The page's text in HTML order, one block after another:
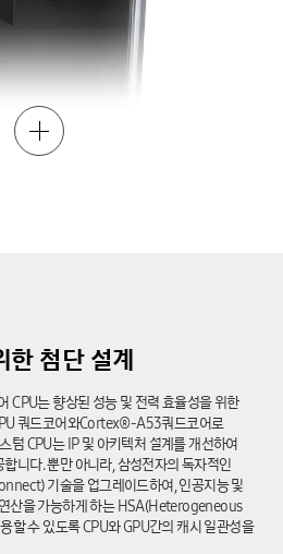
한첨단 설계
CPU는 향상된 성능 및 전력 효율성을 위한
쿼드코어와Cortex®-A53쿼드코어로
텀 CPU는 IP 및 아키텍처 설계를 개선하여
니다. 뿐만 아니라, 삼성전자의 독자적인
기술을 업그레이드하여, 인공지능 및
산을 가능하게 하는 HSA(Heterogeneous
수 있도록 CPU와 GPU간의 캐시 일관성을